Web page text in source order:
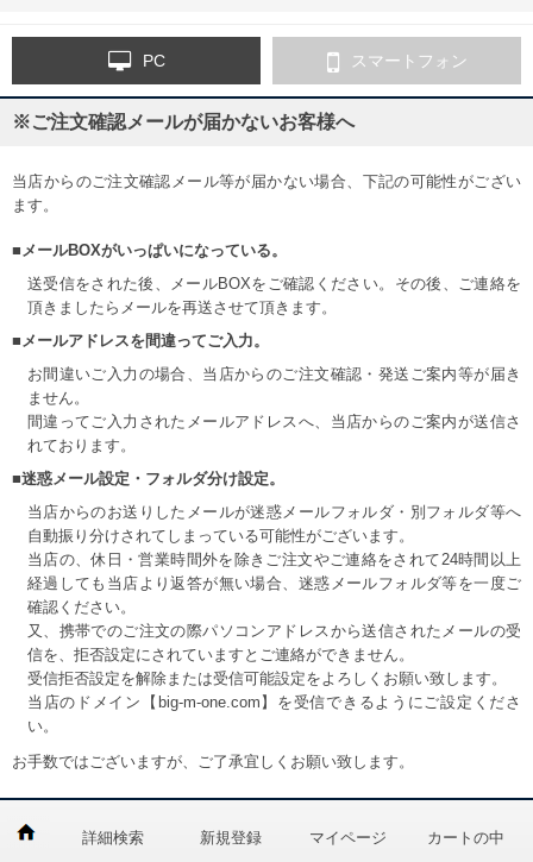
PC スマートフォン
※ご注文確認メールが届かないお客様へ
当店からのご注文確認メール等が届かない場合、下記の可能性がござい
ます。
■メールBOXがいっぱいになっている。
送受信をされた後、メールBOXをご確認ください。その後、ご連絡を
頂きましたらメールを再送させて頂きます。
■メールアドレスを間違ってご入力。
お間違いご入力の場合、当店からのご注文確認・発送ご案内等が届き
ません。
間違ってご入力されたメールアドレスへ、当店からのご案内が送信さ
れております。
■迷惑メール設定・フォルダ分け設定。
当店からのお送りしたメールが迷惑メールフォルダ・別フォルダ等へ
自動振り分けされてしまっている可能性がございます。
当店の、休日・営業時間外を除きご注文やご連絡をされて24時間以上
経過しても当店より返答が無い場合、迷惑メールフォルダ等を一度ご
確認ください。
又、携帯でのご注文の際パソコンアドレスから送信されたメールの受
信を、拒否設定にされていますとご連絡ができません。
受信拒否設定を解除または受信可能設定をよろしくお願い致します。
当店のドメイン【big-m-one.com】を受信できるようにご設定くださ
い。
お手数ではございますが、ご了承宜しくお願い致します。
詳細検索 新規登録 マイページ カートの中